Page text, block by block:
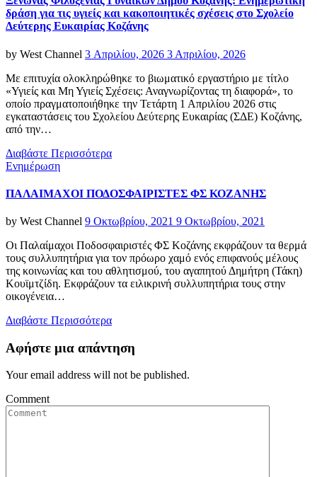
δράση για τις υγιείς και κακοποιητικές σχέσεις στο Σχολείο
Δεύτερης Ευκαιρίας Κοζάνης
by West Channel Posted
3 Απριλίου, 2026 3 Απριλίου, 2026
Με επιτυχία ολοκληρώθηκε το βιωματικό εργαστήριο με τίτλο
«Υγιείς και Μη Υγιείς Σχέσεις: Αναγνωρίζοντας τη διαφορά», το
οποίο πραγματοποιήθηκε την Τετάρτη 1 Απριλίου 2026 στις
εγκαταστάσεις του Σχολείου Δεύτερης Ευκαιρίας (ΣΔΕ) Κοζάνης,
από την…
Διαβάστε Περισσότερα
Categories
Ενημέρωση
ΠΑΛΑΙΜΑΧΟΙ ΠΟΔΟΣΦΑΙΡΙΣΤΕΣ ΦΣ ΚΟΖΑΝΗΣ
by West Channel Posted
9 Οκτωβρίου, 2021 9 Οκτωβρίου, 2021
Οι Παλαίμαχοι Ποδοσφαιριστές ΦΣ Κοζάνης εκφράζουν τα θερμά
τους συλλυπητήρια για τον πρόωρο χαμό ενός επιφανούς μέλους
της κοινωνίας και του αθλητισμού, του αγαπητού Δημήτρη (Τάκη)
Κουϊμτζίδη. Εκφράζουν τα ειλικρινή συλλυπητήρια τους στην
οικογένεια…
Διαβάστε Περισσότερα
Αφήστε μια απάντηση
Your email address will not be published.
Comment